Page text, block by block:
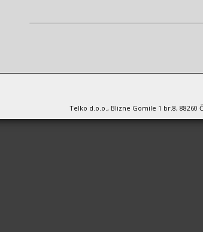
Telko d.o.o., Blizne Gomile 1 br.8, 88260